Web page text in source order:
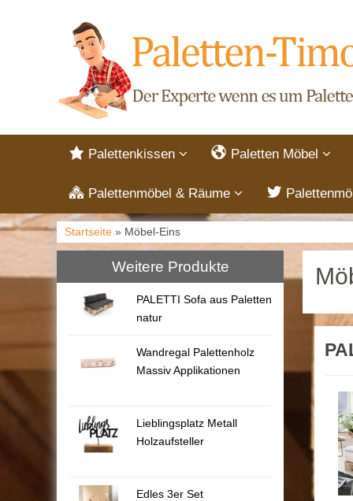
Palettenkissen Paletten Möbel
Palettenmöbel & Räume
Startseite » Möbel-Eins
Weitere Produkte
PALETTI Sofa aus Paletten
natur
Wandregal Palettenholz
Massiv Applikationen
Lieblingsplatz Metall
Holzaufsteller
Edles 3er Set